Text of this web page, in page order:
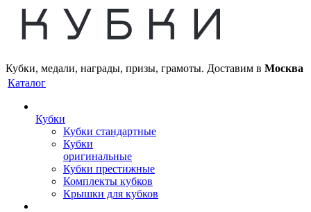
Кубки, медали, награды, призы, грамоты. Доставим в Москва
Каталог
Кубки
Кубки стандартные
Кубки
оригинальные
Кубки престижные
Комплекты кубков
Крышки для кубков